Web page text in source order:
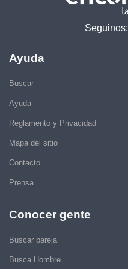
Seguinos:
Ayuda
Buscar
Ayuda
Reglamento y Privacidad
Mapa del sitio
Contacto
Prensa
Conocer gente
Buscar pareja
Busca Hombre